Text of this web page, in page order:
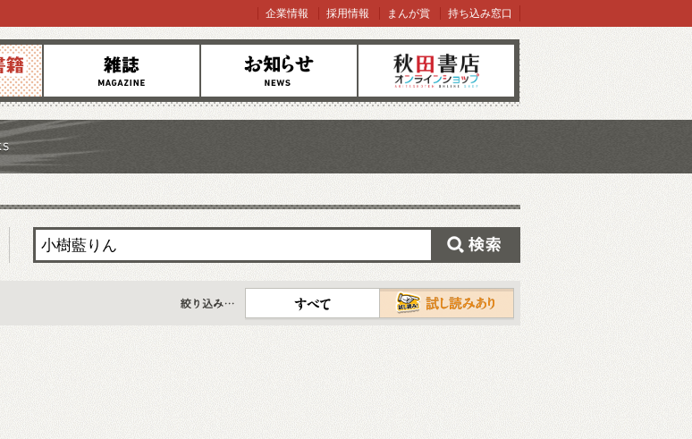
雑誌 お知らせ オンラインショップ
企業情報 採用情報 まんが賞 持ち込み窓口
すべて